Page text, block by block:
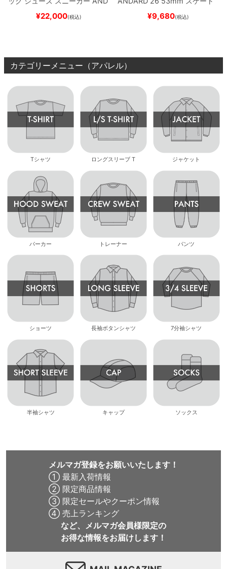
REW REYNOLDS 933
BROWN/BLACKスケート
¥22,000(税込)
ボード スケボー
¥9,680(税込)
カテゴリーメニュー（アパレル）
Tシャツ ロングスリーブ T ジャケット
パーカー トレーナー パンツ
ショーツ 長袖ボタンシャツ 7分袖シャツ
半袖シャツ キャップ ソックス
メルマガ登録をお願いいたします！
① 最新入荷情報
② 限定商品情報
③ 限定セールやクーポン情報
④ 売上ランキング
など、メルマガ会員様限定の
お得な情報をお届けします！